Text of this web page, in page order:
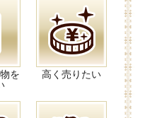
を
高く売りたい